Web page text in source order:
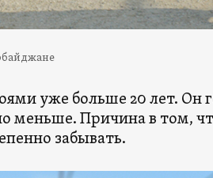
уже больше 20 лет. Он
меньше. Причина в том,
забывать.